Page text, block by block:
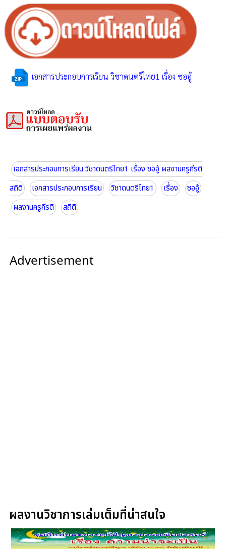
เอกสารประกอบการเรียน วิชาดนตรีไทย1 เรื่อง ซออู้
เอกสารประกอบการเรียน วิชาดนตรีไทย1 เรื่อง ซออู้ ผลงานครูกีรติ
สถิติ
เอกสารประกอบการเรียน วิชาดนตรีไทย1 เรื่อง
ซออู้
ผลงานครูกีรติ
สถิติ
Advertisement
ผลงานวิชาการเล่มเต็มที่น่าสนใจ